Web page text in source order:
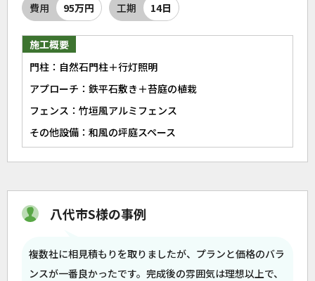
費用 95万円 工期 14日
施工概要
門柱：自然石門柱＋行灯照明
アプローチ：鉄平石敷き＋苔庭の植栽
フェンス：竹垣風アルミフェンス
その他設備：和風の坪庭スペース
八代市S様の事例
複数社に相見積もりを取りましたが、プランと価格のバラ
ンスが一番良かったです。完成後の雰囲気は理想以上で、